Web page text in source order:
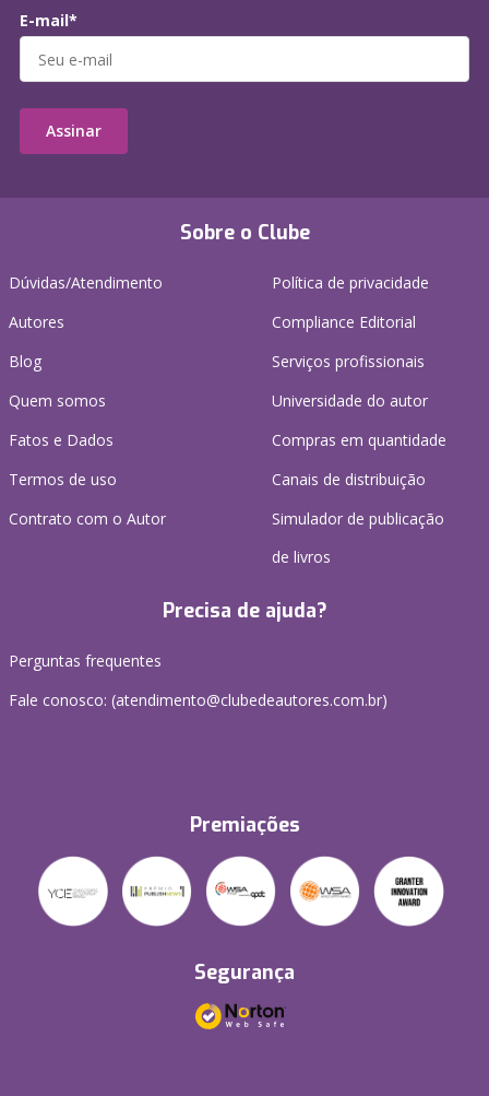
Sobre o Clube
Dúvidas/Atendimento
Autores
Blog
Quem somos
Fatos e Dados
Termos de uso
Contrato com o Autor
Política de privacidade
Compliance Editorial
Serviços profissionais
Universidade do autor
Compras em quantidade
Canais de distribuição
Simulador de publicação
de livros
Precisa de ajuda?
Perguntas frequentes
Fale conosco: (atendimento@clubedeautores.com.br)
Premiações
Segurança
E-mail*
Assinar